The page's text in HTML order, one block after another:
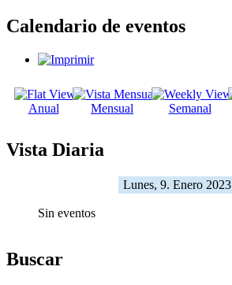
Calendario de eventos
Anual Mensual Semanal
Vista Diaria
Lunes, 9. Enero 2023
Sin eventos
Buscar